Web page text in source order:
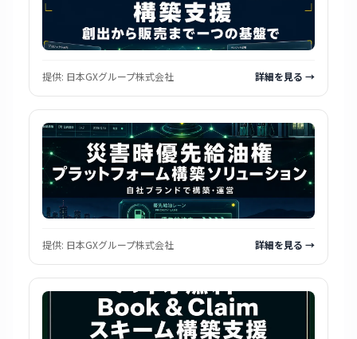
提供: 日本GXグループ株式会社 詳細を見る →
提供: 日本GXグループ株式会社 詳細を見る →